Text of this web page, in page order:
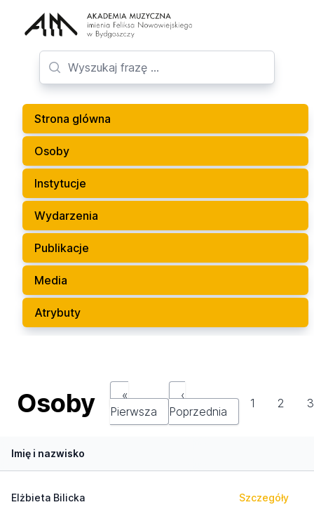
Strona glówna
Osoby
Instytucje
Wydarzenia
Publikacje
Media
Atrybuty
Osoby
«
Pierwsza
‹
Poprzednia
1 2 3
Imię i nazwisko
Elżbieta Bilicka Szczegóły